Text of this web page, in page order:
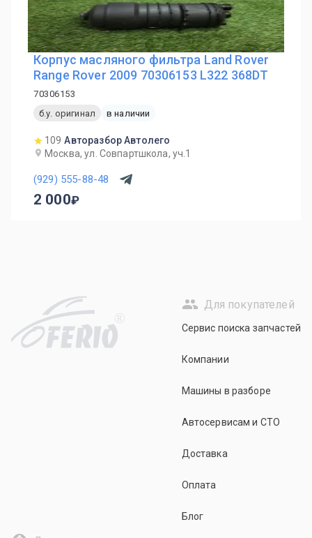
Корпус масляного фильтра Land Rover
Range Rover 2009 70306153 L322 368DT
70306153
б.у. оригинал
в наличии
109 Авторазбор Автолего
Москва, ул. Совпартшкола, уч.1
(929) 555-88-48
2 000
R
Для покупателей
Сервис поиска запчастей
Компании
Машины в разборе
Автосервисам и СТО
Доставка
Оплата
Блог